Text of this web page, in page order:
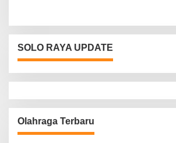
SOLO RAYA UPDATE
Olahraga Terbaru